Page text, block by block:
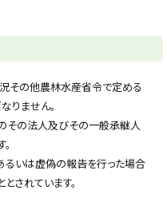
その他農林水産省令で定める
りません。
その法人及びその一般承継人
るいは虚偽の報告を行った場合
されています。